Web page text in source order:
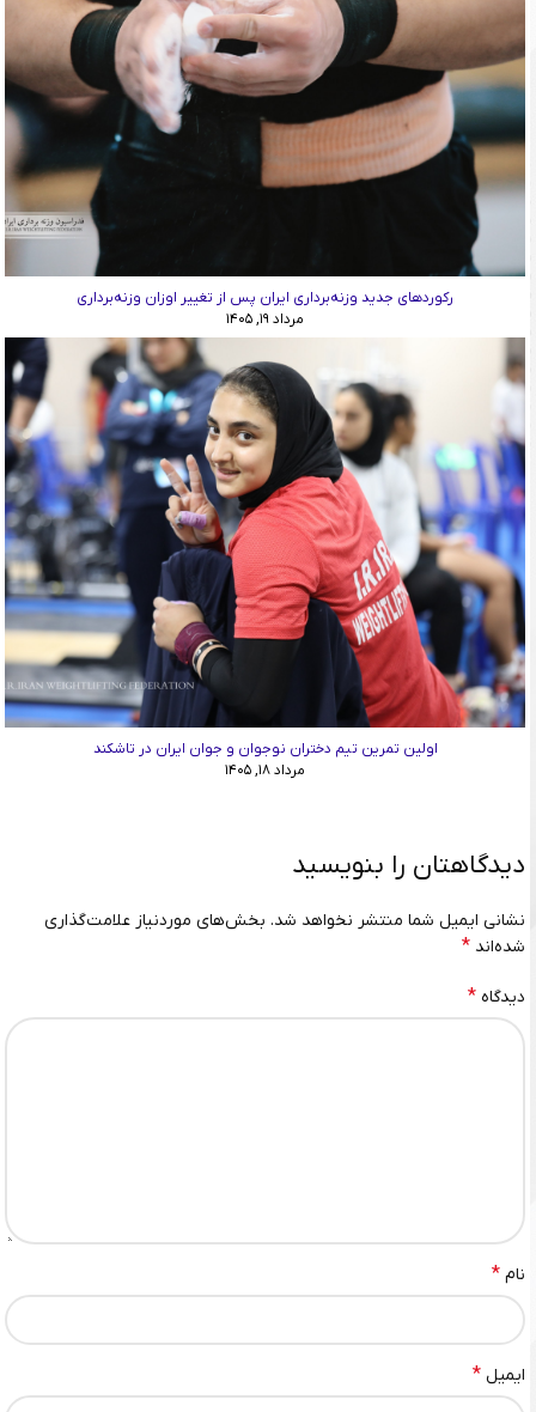
رکوردهای جدید وزنه‌برداری ایران پس از تغییر اوزان وزنه‌برداری
مرداد ۱۹, ۱۴۰۵
اولین تمرین تیم دختران نوجوان و جوان ایران در تاشکند
مرداد ۱۸, ۱۴۰۵
دیدگاهتان را بنویسید
نشانی ایمیل شما منتشر نخواهد شد. بخش‌های موردنیاز علامت‌گذاری
شده‌اند *
دیدگاه *
نام *
ایمیل *